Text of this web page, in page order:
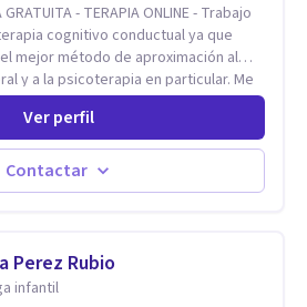
GRATUITA - TERAPIA ONLINE - Trabajo
cognitivo conductual ya que
mejor método de aproximación al
y a la psicoterapia en particular. Me
de cambio conductual por los que una
sus objetivos, transitando,
sus patrones cognitivos y
específicas como trastornos
y también crisis vitales y procesos
Ver perfil
Contactar
Perez Rubio
infantil